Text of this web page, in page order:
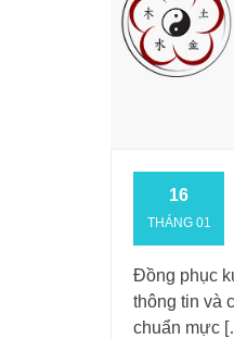
16
THÁNG 01
Đồng phục
thông tin và
chuẩn mực